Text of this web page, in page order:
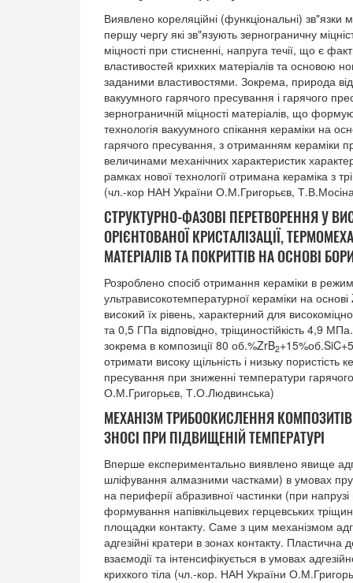
Виявлено кореляційні (функціональні)
першу чергу які зв"язують зернограничну
міцності при стисненні, напруга течії, що є
властивостей крихких матеріалів та основою
заданими властивостями. Зокрема, природа
вакуумного гарячого пресування і гарячого
зернограничній міцності матеріалів, що
технологія вакуумного спікання кераміки на
гарячого пресування, з отриманням кераміки
величинами механічних характеристик
рамках нової технології отримана кераміка з
(чл.-кор НАН України О.М.Григорьєв,
СТРУКТУРНО-ФАЗОВІ ПЕРЕТВОРЕННЯ У
ОРІЄНТОВАНОЇ КРИСТАЛІЗАЦІЇ,
МАТЕРІАЛІВ ТА ПОКРИТТІВ НА ОСНОВІ
Розроблено спосіб отримання кераміки в
ультрависокотемпературної кераміки на основі
високий їх рівень, характерний для
та 0,5 ГПа відповідно, тріщиностійкість 4,9
зокрема в композиції 80 об.%ZrB2
отримати високу щільність і низьку
пресування при зниженні температури
О.М.Григорьєв, Т.О.Людвинська)
МЕХАНІЗМ ТРИБООКИСЛЕННЯ КОМПОЗИТІВ
ЗНОСІ ПРИ ПІДВИЩЕНІЙ ТЕМПЕРАТУРІ
Вперше експериментально виявлено явище
шліфування алмазними частками) в умовах
на периферії абразивної частинки (при
формування напівкільцевих герцевських
площадки контакту. Саме з цим механізмом
адгезійні кратери в зонах контакту.
взаємодії та інтенсифікується в умовах
крихкого тіла (чл.-кор. НАН України